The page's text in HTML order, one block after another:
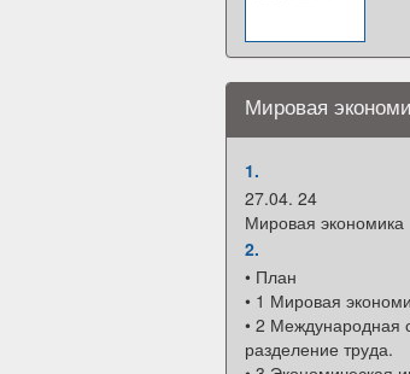
Мировая
1.
27.04. 24
Мировая экономика
2.
• План
• 1 Мировая
• 2 Международная
разделение труда.